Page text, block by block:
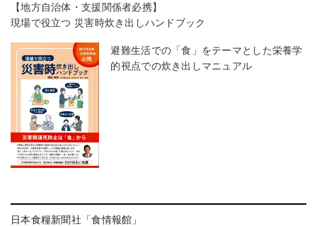
【地方自治体・支援関係者必携】
現場で役立つ 災害時炊き出しハンドブック
避難生活での「食」をテーマとした栄養学
的視点での炊き出しマニュアル
日本食糧新聞社「食情報館」